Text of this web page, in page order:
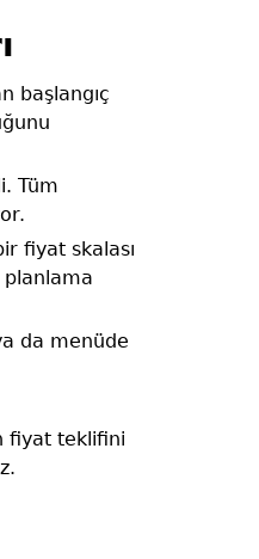
başlangıç
Tüm
fiyat skalası
da menüde
fiyat teklifini